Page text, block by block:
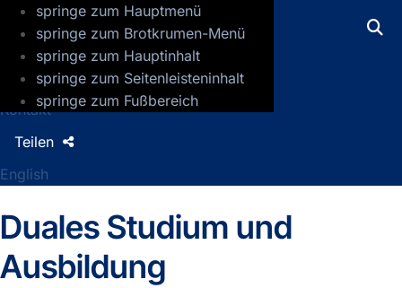
springe zum Hauptmenü
springe zum Brotkrumen-Menü
springe zum Hauptinhalt
springe zum Seitenleisteninhalt
springe zum Fußbereich
GFZ Helmholtz-Zentrum für
Presse
Jobs
Kontakt
English
Teilen
Duales Studium und
Ausbildung